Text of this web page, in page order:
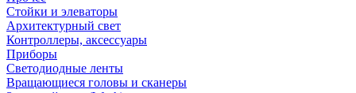
Стойки и элеваторы
Архитектурный свет
Контроллеры, аксессуары
Приборы
Светодиодные ленты
Вращающиеся головы и сканеры